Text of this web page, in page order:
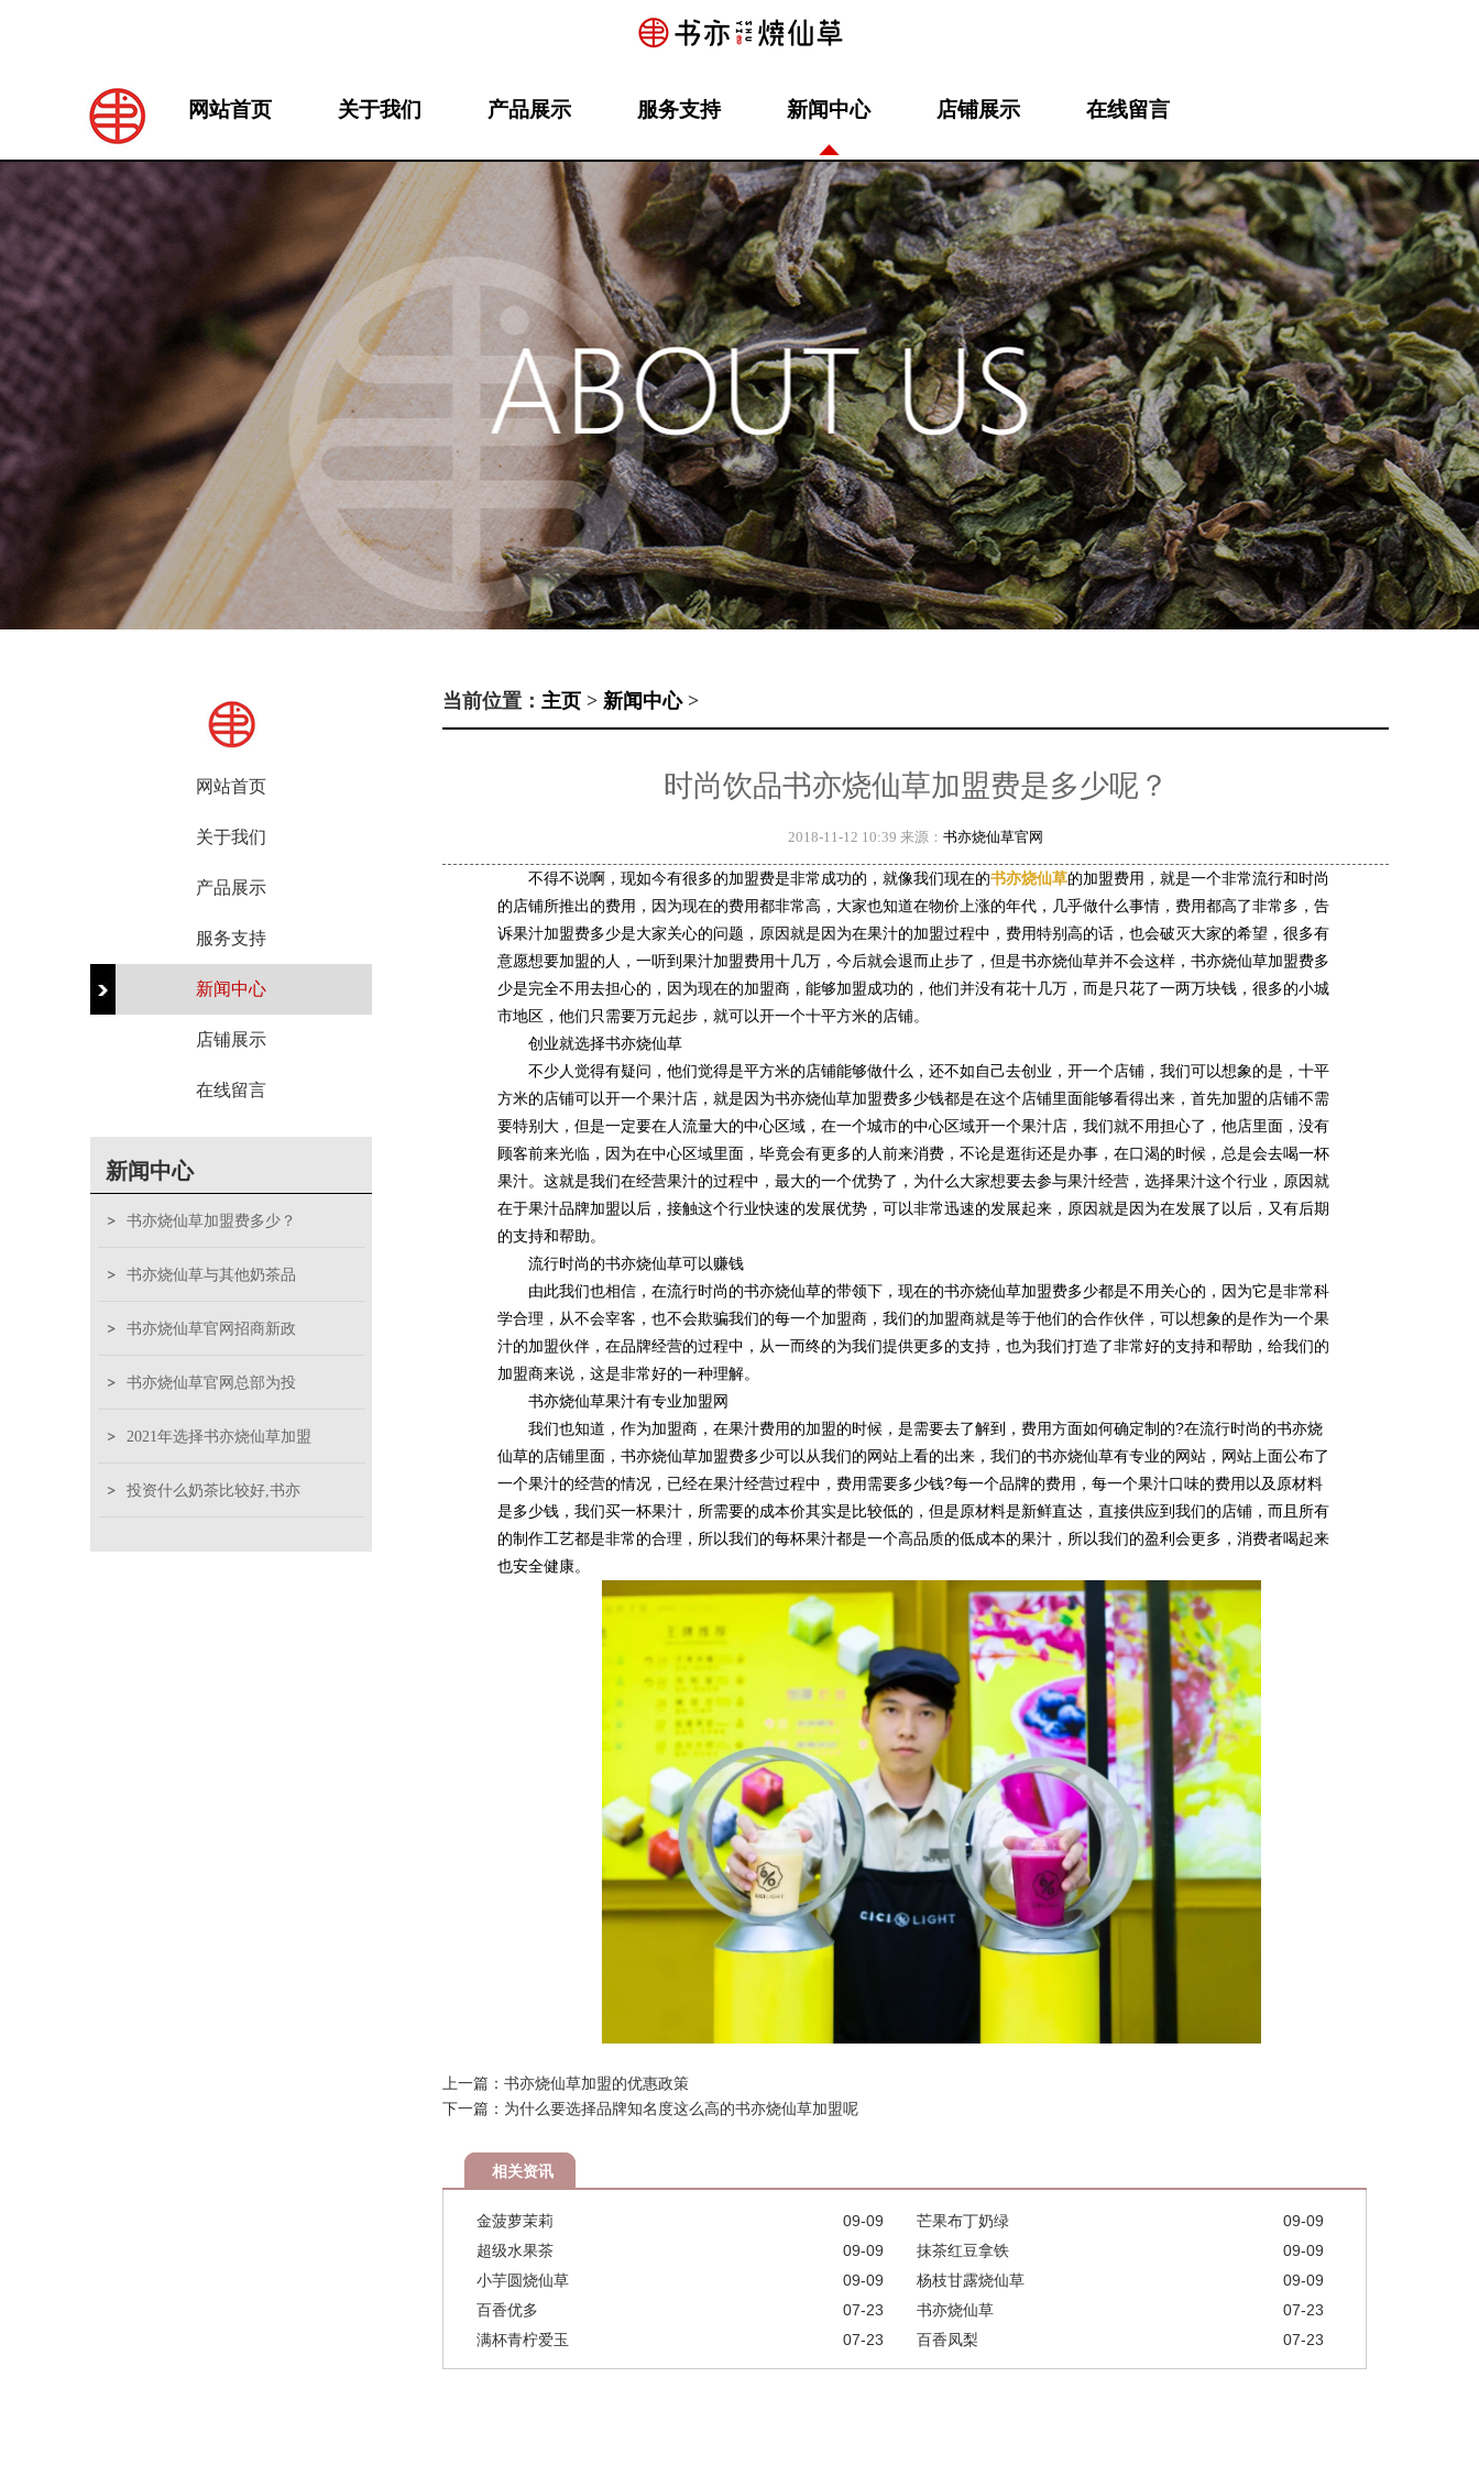
网站首页 关于我们 产品展示 服务支持 新闻中心 店铺展示 在线留言
网站首页
关于我们
产品展示
服务支持
新闻中心
店铺展示
在线留言
新闻中心
书亦烧仙草加盟费多少？
书亦烧仙草与其他奶茶品
书亦烧仙草官网招商新政
书亦烧仙草官网总部为投
2021年选择书亦烧仙草加盟
投资什么奶茶比较好,书亦
当前位置： 主页 > 新闻中心>
时尚饮品书亦烧仙草加盟费是多少呢？
2018-11-12 10:39 来源： 书亦烧仙草官网
不得不说啊，现如今有很多的加盟费是非常成功的，就像我们现在的书亦烧仙草的加盟费用，就是一个非常流行和时尚
的店铺所推出的费用，因为现在的费用都非常高，大家也知道在物价上涨的年代，几乎做什么事情，费用都高了非常多，告
诉果汁加盟费多少是大家关心的问题，原因就是因为在果汁的加盟过程中，费用特别高的话，也会破灭大家的希望，很多有
意愿想要加盟的人，一听到果汁加盟费用十几万，今后就会退而止步了，但是书亦烧仙草并不会这样，书亦烧仙草加盟费多
少是完全不用去担心的，因为现在的加盟商，能够加盟成功的，他们并没有花十几万，而是只花了一两万块钱，很多的小城
市地区，他们只需要万元起步，就可以开一个十平方米的店铺。
创业就选择书亦烧仙草
不少人觉得有疑问，他们觉得是平方米的店铺能够做什么，还不如自己去创业，开一个店铺，我们可以想象的是，十平
方米的店铺可以开一个果汁店，就是因为书亦烧仙草加盟费多少钱都是在这个店铺里面能够看得出来，首先加盟的店铺不需
要特别大，但是一定要在人流量大的中心区域，在一个城市的中心区域开一个果汁店，我们就不用担心了，他店里面，没有
顾客前来光临，因为在中心区域里面，毕竟会有更多的人前来消费，不论是逛街还是办事，在口渴的时候，总是会去喝一杯
果汁。这就是我们在经营果汁的过程中，最大的一个优势了，为什么大家想要去参与果汁经营，选择果汁这个行业，原因就
在于果汁品牌加盟以后，接触这个行业快速的发展优势，可以非常迅速的发展起来，原因就是因为在发展了以后，又有后期
的支持和帮助。
流行时尚的书亦烧仙草可以赚钱
由此我们也相信，在流行时尚的书亦烧仙草的带领下，现在的书亦烧仙草加盟费多少都是不用关心的，因为它是非常科
学合理，从不会宰客，也不会欺骗我们的每一个加盟商，我们的加盟商就是等于他们的合作伙伴，可以想象的是作为一个果
汁的加盟伙伴，在品牌经营的过程中，从一而终的为我们提供更多的支持，也为我们打造了非常好的支持和帮助，给我们的
加盟商来说，这是非常好的一种理解。
书亦烧仙草果汁有专业加盟网
我们也知道，作为加盟商，在果汁费用的加盟的时候，是需要去了解到，费用方面如何确定制的?在流行时尚的书亦烧
仙草的店铺里面，书亦烧仙草加盟费多少可以从我们的网站上看的出来，我们的书亦烧仙草有专业的网站，网站上面公布了
一个果汁的经营的情况，已经在果汁经营过程中，费用需要多少钱?每一个品牌的费用，每一个果汁口味的费用以及原材料
是多少钱，我们买一杯果汁，所需要的成本价其实是比较低的，但是原材料是新鲜直达，直接供应到我们的店铺，而且所有
的制作工艺都是非常的合理，所以我们的每杯果汁都是一个高品质的低成本的果汁，所以我们的盈利会更多，消费者喝起来
也安全健康。
上一篇：书亦烧仙草加盟的优惠政策
下一篇：为什么要选择品牌知名度这么高的书亦烧仙草加盟呢
相关资讯
金菠萝茉莉 09-09 芒果布丁奶绿
09-09
超级水果茶
09-09 抹茶红豆拿铁
09-09
小芋圆烧仙草
09-09 杨枝甘露烧仙草
09-09
百香优多
07-23 书亦烧仙草
07-23
满杯青柠爱玉
07-23 百香凤梨 07-23